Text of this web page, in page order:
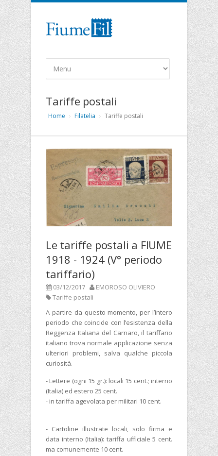
Tariffe postali
Home Filatelia Tariffe postali
Le tariffe postali a FIUME
1918 - 1924 (V° periodo
tariffario)
03/12/2017
EMOROSO OLIVIERO
Tariffe postali
A partire da questo momento, per l’intero
periodo che coincide con l’esistenza della
Reggenza Italiana del Carnaro, il tariffario
italiano trova normale applicazione senza
ulteriori problemi, salva qualche piccola
curiosità.
- Lettere (ogni 15 gr.): locali 15 cent.; interno
(Italia) ed estero 25 cent.
- in tariffa agevolata per militari 10 cent.
- Cartoline illustrate locali, solo firma e
data interno (Italia): tariffa ufficiale 5 cent.
ma comunemente 10 cent.